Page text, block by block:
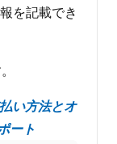
を記載でき
い方法とオ
ート